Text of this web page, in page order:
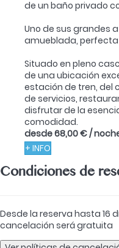
de un baño privado
Uno de sus grandes
amueblada, perfecta
Situado en pleno
de una ubicación
estación de tren, del
de servicios,
disfrutar de la
comodidad.
desde68,00 €/
+ INFO
Condiciones de
Desde la reserva hasta 16
cancelación será gratuita